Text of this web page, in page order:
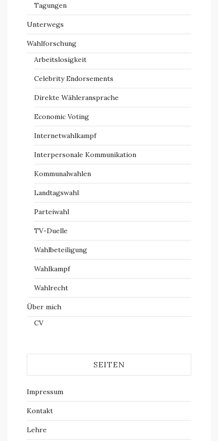
Tagungen
Unterwegs
Wahlforschung
Arbeitslosigkeit
Celebrity Endorsements
Direkte Wähleransprache
Economic Voting
Internetwahlkampf
Interpersonale Kommunikation
Kommunalwahlen
Landtagswahl
Parteiwahl
TV-Duelle
Wahlbeteiligung
Wahlkampf
Wahlrecht
Über mich
CV
SEITEN
Impressum
Kontakt
Lehre